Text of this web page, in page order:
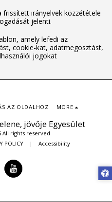
frissített irányelvek közzététele
jelenti.
amely lefedi az
cookie-kat, adatmegosztást,
jogokat
jövője Egyesület
All rights reserved
POLICY| Accessibility
AZ OLDALHOZ MORE